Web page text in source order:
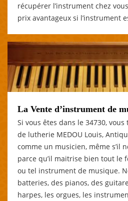
récupérer l’instrument chez
prix avantageux si l’instrument
La Vente d’instrument de
Si vous êtes dans le 34730,
de lutherie MEDOU Louis,
comme un musicien, même s’il
parce qu’il maitrise bien tout le
ou tel instrument de musique.
batteries, des pianos, des
harpes, les orgues, les